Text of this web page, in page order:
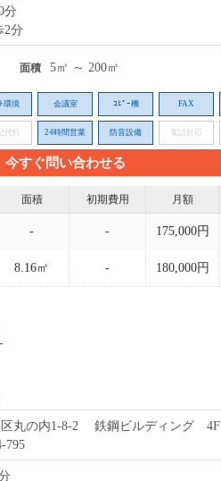
分
2分
面積 5㎡ ～ 200㎡
環境 会議室 ｺﾋﾟｰ機 FAX
代行 24時間営業 防音設備 電話対応
今すぐ問い合わせる
面積 初期費用 月額
- - 175,000円
8.16㎡ - 180,000円
区丸の内1-8-2 鉄鋼ビルディング 4F
795